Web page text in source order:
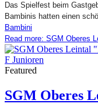
Das Spielfest beim
Bambinis hatten einen
Bambini
Read more: SGM Oberes
F Junioren
Featured
SGM Oberes